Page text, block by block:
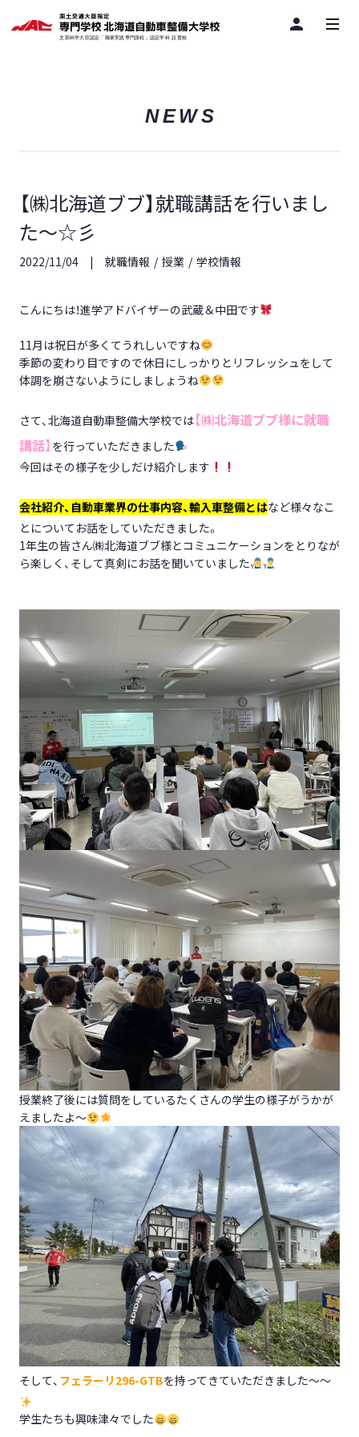
person
NEWS
【㈱北海道ブブ】就職講話を行いまし
た～☆彡
2022/11/04 就職情報 授業 学校情報
こんにちは！進学アドバイザーの武蔵＆中田です
11月は祝日が多くてうれしいですね
季節の変わり目ですので休日にしっかりとリフレッシュをして
体調を崩さないようにしましょうね
さて、北海道自動車整備大学校では【㈱北海道ブブ様に就職
講話】 を行っていただきました
今回はその様子を少しだけ紹介します
会社紹介、自動車業界の仕事内容、輸入車整備とはなど様々なこ
とについてお話をしていただきました。
1年生の皆さん㈱北海道ブブ様とコミュニケーションをとりなが
ら楽しく、そして真剣にお話を聞いていました
授業終了後には質問をしているたくさんの学生の様子がうかが
えましたよ～
そして、 フェラーリ296-GTBを持ってきていただきました～～
学生たちも興味津々でした